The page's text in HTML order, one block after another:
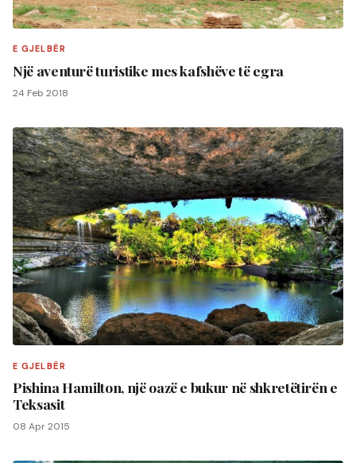
E GJELBËR
Një aventurë turistike mes kafshëve të egra
24 Feb 2018
E GJELBËR
Pishina Hamilton, një oazë e bukur në shkretëtirën e
Teksasit
08 Apr 2015